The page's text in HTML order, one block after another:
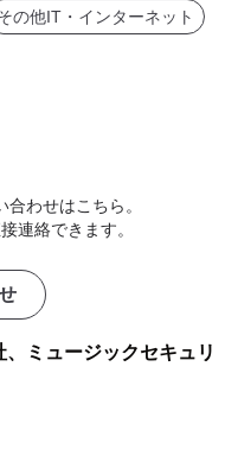
の他IT・インターネット
わせはこちら。
連絡できます。
ミュージックセキュリ